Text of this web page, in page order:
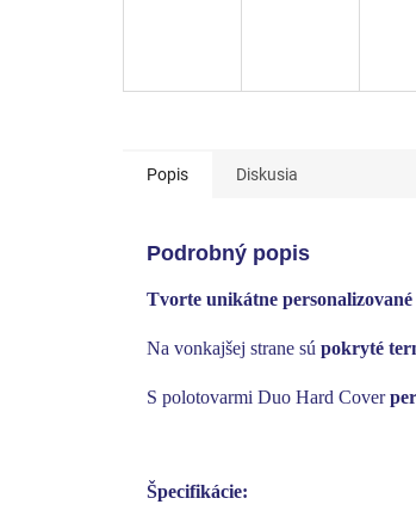
Popis Diskusia
Podrobný popis
Tvorte unikátne
Na vonkajšej strane sú pokryté
S polotovarmi Duo Hard Cover
Špecifikácie: